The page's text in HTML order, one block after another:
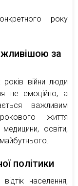
року
за
війни люди
не емоційно, а
важливим
життя
освіти,
політики
населення,